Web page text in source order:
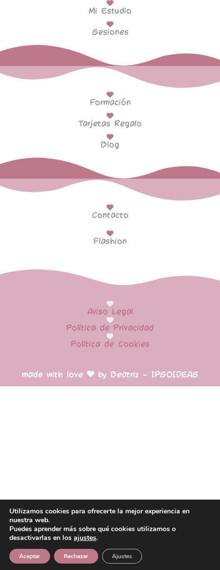
Mi Estudio
Sesiones
Formación
Tarjetas Regalo
Blog
Contacto
Flashion
made with love by Beatriz – IPSOIDEAS
Aviso Legal
Política de Privacidad
Política de Cookies
Utilizamos cookies para ofrecerte la mejor experiencia en
nuestra web.
Puedes aprender más sobre qué cookies utilizamos o
desactivarlas en los ajustes.
Aceptar Rechazar Ajustes